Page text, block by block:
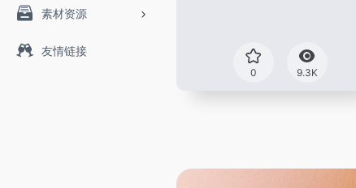
素材资源
友情链接
0 9.3K